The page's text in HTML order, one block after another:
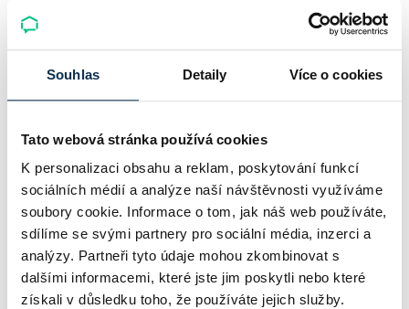
Souhlas Detaily Více o cookies
Tato webová stránka používá cookies
K personalizaci obsahu a reklam, poskytování funkcí
sociálních médií a analýze naší návštěvnosti využíváme
soubory cookie. Informace o tom, jak náš web používáte,
sdílíme se svými partnery pro sociální média, inzerci a
analýzy. Partneři tyto údaje mohou zkombinovat s
dalšími informacemi, které jste jim poskytli nebo které
získali v důsledku toho, že používáte jejich služby.
Chaty a chalupy v ČR zdražují, nabídka
klesá a trh zrychluje
Český trh rekreačních nemovitostí letos ukazuje nečekanou
odolnost. Chaty a chalupy podle čerstvých dat za poslední
2 roky zdražily o 21,8 %, zároveň ale výrazně ubylo nabídek